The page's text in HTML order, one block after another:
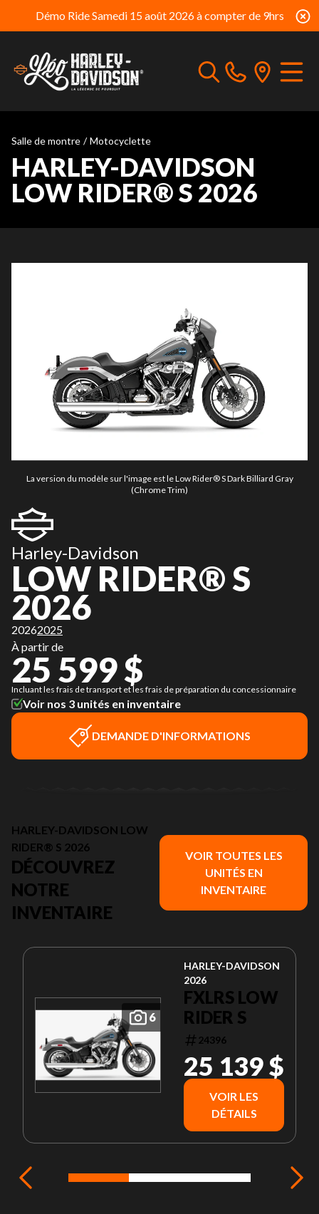
Démo Ride Samedi 15 août 2026 à compter de 9hrs
Salle de montre / Motocyclette
HARLEY-DAVIDSON
LOW RIDER® S 2026
La version du modèle sur l'image est le Low Rider® S Dark Billiard Gray
(Chrome Trim)
Harley-Davidson
LOW RIDER® S
2026
20262025
À partir de
25 599 $
Incluant les frais de transport et les frais de préparation du concessionnaire
Voir nos 3 unités en inventaire
DEMANDE D'INFORMATIONS
HARLEY-DAVIDSON LOW
RIDER® S 2026
DÉCOUVREZ
NOTRE
INVENTAIRE
VOIR TOUTES LES
UNITÉS EN
INVENTAIRE
6
HARLEY-DAVIDSON
2026
FXLRS LOW
RIDER S
24396
25 139 $
VOIR LES
DÉTAILS